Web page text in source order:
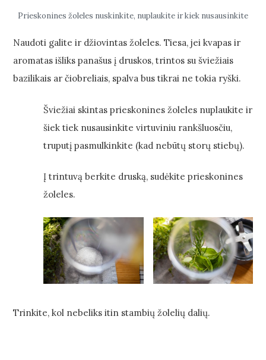
Prieskonines žoleles nuskinkite, nuplaukite ir kiek nusausinkite
Naudoti galite ir džiovintas žoleles. Tiesa, jei kvapas ir
aromatas išliks panašus į druskos, trintos su šviežiais
bazilikais ar čiobreliais, spalva bus tikrai ne tokia ryški.
Šviežiai skintas prieskonines žoleles nuplaukite ir
šiek tiek nusausinkite virtuviniu rankšluosčiu,
truputį pasmulkinkite (kad nebūtų storų stiebų).
Į trintuvą berkite druską, sudėkite prieskonines
žoleles.
Trinkite, kol nebeliks itin stambių žolelių dalių.